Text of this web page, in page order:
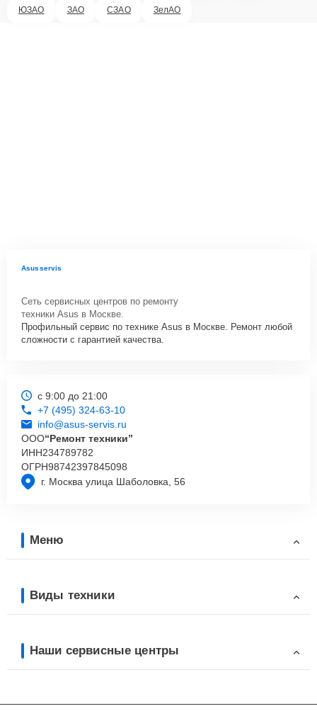
ЮЗАО ЗАО СЗАО ЗелАО
Asusservis
Сеть сервисных центров по ремонту
техники Asus в Москве.
Профильный сервис по технике Asus в Москве. Ремонт любой
сложности с гарантией качества.
г. Москва улица Шаболовка, 56
с 9:00 до 21:00
+7 (495) 324-63-10
info@asus-servis.ru
ООО“Ремонт техники”
ИНН234789782
ОГРН98742397845098
Меню
Виды техники
Наши сервисные центры